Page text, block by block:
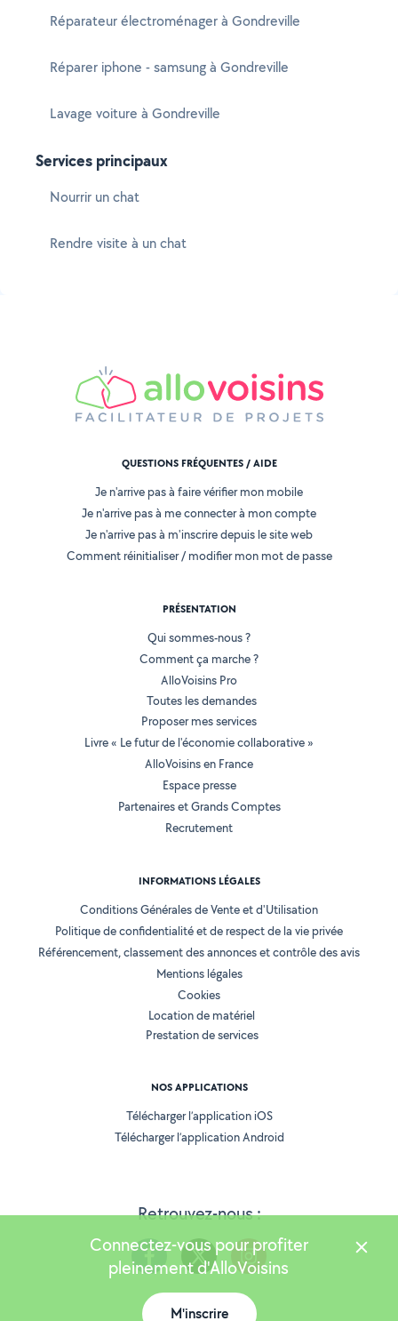
Réparateur électroménager à Gondreville
Réparer iphone - samsung à Gondreville
Lavage voiture à Gondreville
Services principaux
Nourrir un chat
Rendre visite à un chat
Retrouvez-nous :
QUESTIONS FRÉQUENTES / AIDE
Je n'arrive pas à faire vérifier mon mobile
Je n'arrive pas à me connecter à mon compte
Je n'arrive pas à m'inscrire depuis le site web
Comment réinitialiser / modifier mon mot de passe
PRÉSENTATION
Qui sommes-nous ?
Comment ça marche ?
AlloVoisins Pro
Toutes les demandes
Proposer mes services
Livre « Le futur de l'économie collaborative »
AlloVoisins en France
Espace presse
Partenaires et Grands Comptes
Recrutement
INFORMATIONS LÉGALES
Conditions Générales de Vente et d'Utilisation
Politique de confidentialité et de respect de la vie privée
Référencement, classement des annonces et contrôle des avis
Mentions légales
Cookies
Location de matériel
Prestation de services
NOS APPLICATIONS
Télécharger l’application iOS
Télécharger l’application Android
Version 25.6.0
Connectez-vous pour profiter
pleinement d'AlloVoisins
M'inscrire